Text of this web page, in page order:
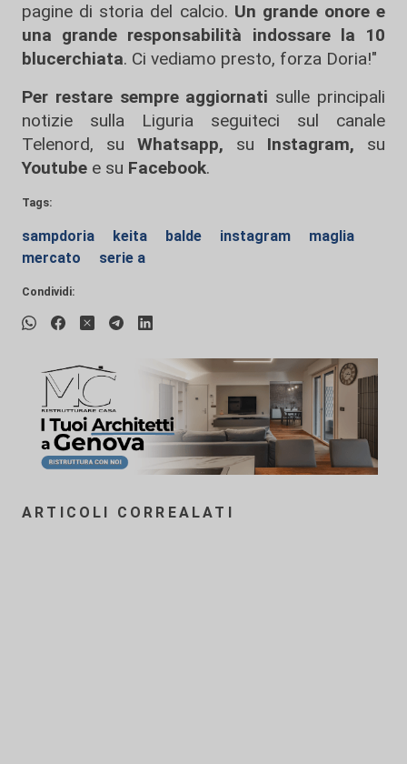
pagine di storia del calcio. Un grande onore e
una grande responsabilità indossare la 10
blucerchiata. Ci vediamo presto, forza Doria!"
Per restare sempre aggiornati sulle principali
notizie sulla Liguria seguiteci sul canale
Telenord, su
Whatsapp, su Instagram, su
Youtube e su Facebook.
Tags:
sampdoria keita balde instagram
maglia
mercato
serie a
Condividi:
ARTICOLI CORREALATI